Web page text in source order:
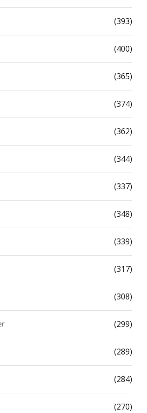
(393)
(400)
(365)
(374)
(362)
(344)
(337)
(348)
(339)
(317)
(308)
(299)
(289)
(284)
(270)